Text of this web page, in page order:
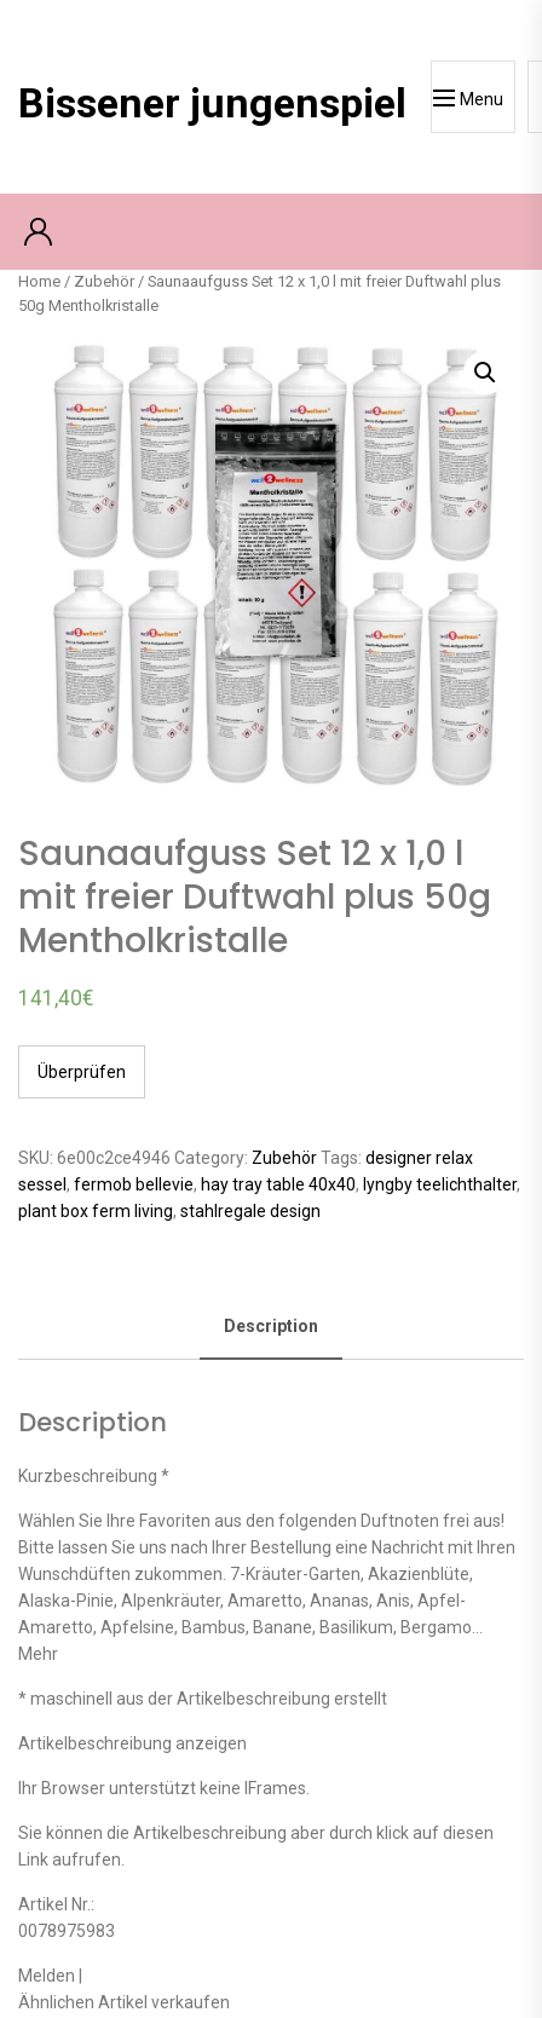
Bissener jungenspiel Menu
Home / Zubehör / Saunaaufguss Set 12 x 1,0 l mit freier Duftwahl plus
50g Mentholkristalle
Saunaaufguss Set 12 x 1,0 l
mit freier Duftwahl plus 50g
Mentholkristalle
141,40€
Überprüfen
SKU: 6e00c2ce4946 Category: ZubehörTags: designer relax
sessel , fermob bellevie, hay tray table 40x40, lyngby teelichthalter,
plant box ferm living, stahlregale design
Description
Description
Kurzbeschreibung *
Wählen Sie Ihre Favoriten aus den folgenden Duftnoten frei aus!
Bitte lassen Sie uns nach Ihrer Bestellung eine Nachricht mit Ihren
Wunschdüften zukommen. 7-Kräuter-Garten, Akazienblüte,
Alaska-Pinie, Alpenkräuter, Amaretto, Ananas, Anis, Apfel-
Amaretto, Apfelsine, Bambus, Banane, Basilikum, Bergamo…
Mehr
* maschinell aus der Artikelbeschreibung erstellt
Artikelbeschreibung anzeigen
Ihr Browser unterstützt keine IFrames.
Sie können die Artikelbeschreibung aber durch klick auf diesen
Link aufrufen.
Artikel Nr.:
0078975983
Melden |
Ähnlichen Artikel verkaufen